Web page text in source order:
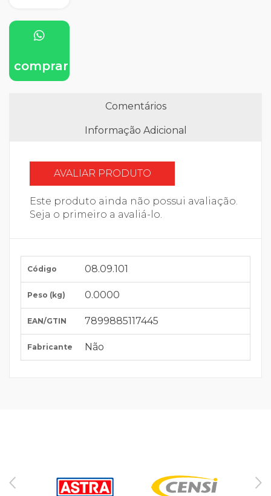
comprar
Comentários
Informação Adicional
AVALIAR PRODUTO
Este produto ainda não possui avaliação.
Seja o primeiro a avaliá-lo.
Código 08.09.101
Peso (kg) 0.0000
EAN/GTIN 7899885117445
Fabricante Não